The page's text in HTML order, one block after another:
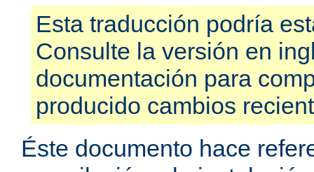
Esta traducción podría
Consulte la versión en
documentación para
producido cambios
Éste documento hace